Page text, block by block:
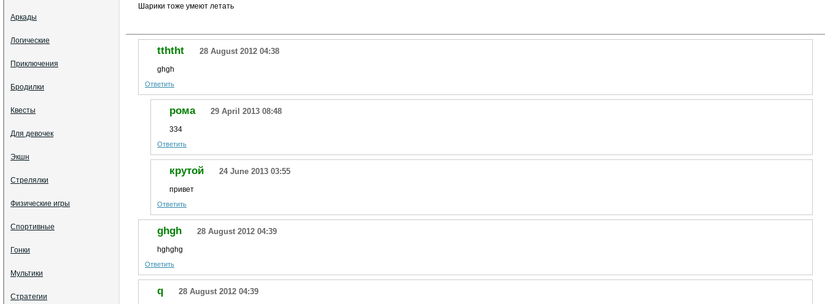
Шарики тоже умеют летать
tththt 28 August 2012 04:38
ghgh
Ответить
рома 29 April 2013 08:48
334
Ответить
крутой 24 June 2013 03:55
привет
Ответить
ghgh 28 August 2012 04:39
hghghg
Ответить
q 28 August 2012 04:39
Аркады
Логические
Приключения
Бродилки
Квесты
Для девочек
Экшн
Стрелялки
Физические игры
Спортивные
Гонки
Мультики
Стратегии